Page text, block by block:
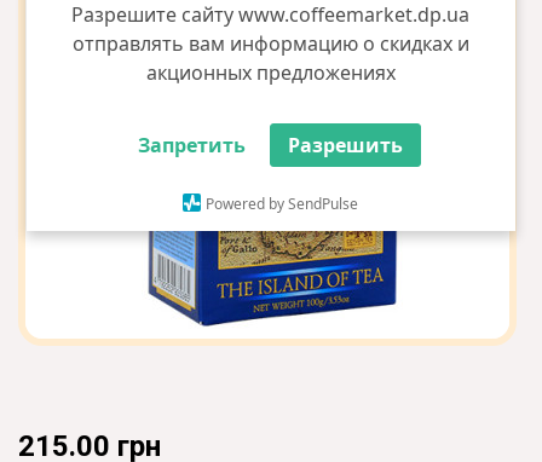
Разрешите сайту www.coffeemarket.dp.ua
отправлять вам информацию о скидках и
акционных предложениях
Запретить Разрешить
Powered by SendPulse
215.00 грн